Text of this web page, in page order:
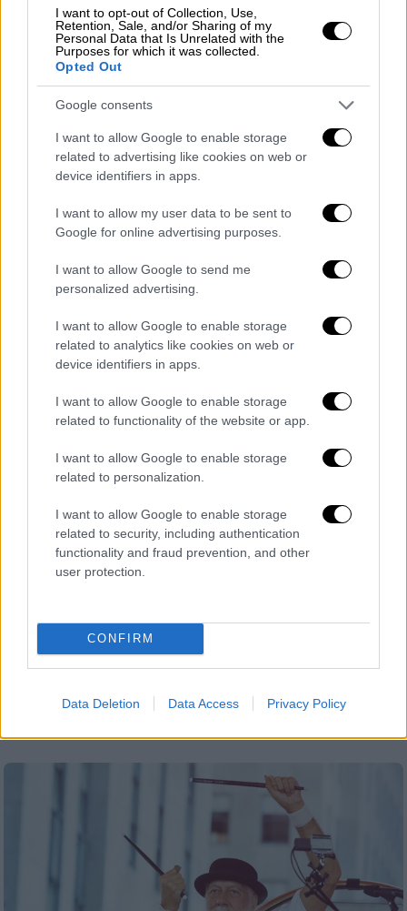
I want to opt-out of Collection, Use,
Retention, Sale, and/or Sharing of my
Personal Data that Is Unrelated with the
Purposes for which it was collected.
Opted Out
Google consents
I want to allow Google to enable storage
related to advertising like cookies on web or
device identifiers in apps.
I want to allow my user data to be sent to
Google for online advertising purposes.
I want to allow Google to send me
personalized advertising.
I want to allow Google to enable storage
related to analytics like cookies on web or
device identifiers in apps.
I want to allow Google to enable storage
related to functionality of the website or app.
I want to allow Google to enable storage
related to personalization.
I want to allow Google to enable storage
related to security, including authentication
functionality and fraud prevention, and other
user protection.
CONFIRM
Data Deletion Data Access Privacy Policy
Τηλεόραση| 21.05.2022 16:45
Το συναρπαστικό αστυνομικό δράμα «9-
1-1» επέστρεψε με τα νέα επεισόδια του
5ου κύκλου
Η ομάδα πυροσβεστών, αστυνομικών και
Άντζελες επιστρέφει με νέες, δυνατές
ιστορίες στο FOX
Σινεμά|16.04.2022 19:45
επιστρέφει στο FOX
Η πολυβραβευμένη σειρά «Atlanta»
καυστικό τρόπο την αμερικάνικη κουλτούρα